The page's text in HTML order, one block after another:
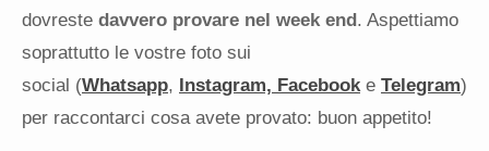
dovreste davvero provare nel week end . Aspettiamo
soprattutto le vostre foto sui
social (Whatsapp, Instagram, Facebooke Telegram)
per raccontarci cosa avete provato: buon appetito!